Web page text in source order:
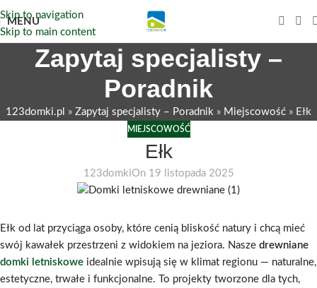
Skip to navigation
Skip to main content
MENU
Zapytaj specjalisty –
Poradnik
123domki.pl » Zapytaj specjalisty – Poradnik » Miejscowość » Ełk
MIEJSCOWOŚĆ
Ełk
123domkiOn 19 listopada 2025
Ełk od lat przyciąga osoby, które cenią bliskość natury i chcą mieć
swój kawałek przestrzeni z widokiem na jeziora. Nasze drewniane
domki letniskowe idealnie wpisują się w klimat regionu — naturalne,
estetyczne, trwałe i funkcjonalne. To projekty tworzone dla tych,